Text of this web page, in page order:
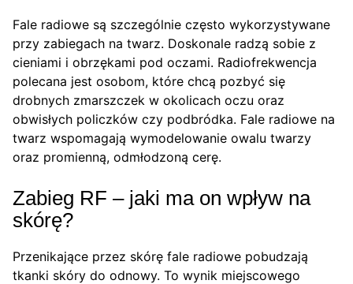
Fale radiowe są szczególnie często wykorzystywane
przy zabiegach na twarz. Doskonale radzą sobie z
cieniami i obrzękami pod oczami. Radiofrekwencja
polecana jest osobom, które chcą pozbyć się
drobnych zmarszczek w okolicach oczu oraz
obwisłych policzków czy podbródka. Fale radiowe na
twarz wspomagają wymodelowanie owalu twarzy
oraz promienną, odmłodzoną cerę.
Zabieg RF – jaki ma on wpływ na
skórę?
Przenikające przez skórę fale radiowe pobudzają
tkanki skóry do odnowy. To wynik miejscowego